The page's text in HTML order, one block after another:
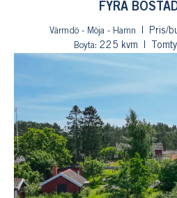
FYRA
Värmdö - Möja - Hamn Pris/
Boyta: 225 kvm